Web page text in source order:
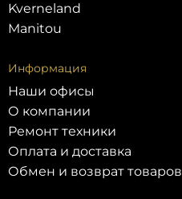
Kverneland
Manitou
Информация
Наши офисы
О компании
Ремонт техники
Оплата и доставка
Обмен и возврат товаров